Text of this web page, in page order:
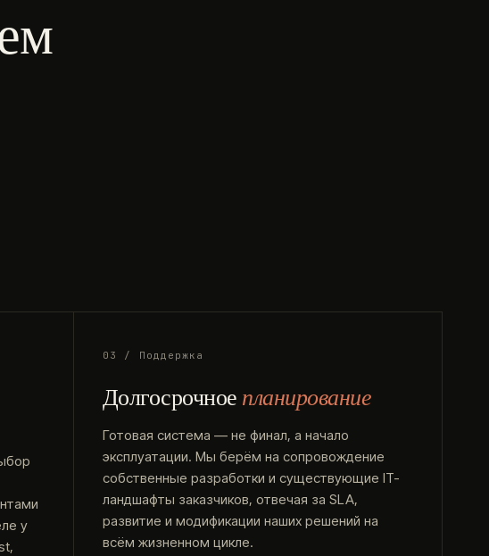
у
03 / Поддержка
Долгосрочное планирование
Готовая система — не финал, а начало
эксплуатации. Мы берём на сопровождение
собственные разработки и существующие IT-
ландшафты заказчиков, отвечая за SLA,
развитие и модификации наших решений на
всём жизненном цикле.